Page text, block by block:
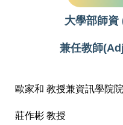
大學部師
兼任教師
歐家和 教授兼資訊學院
莊作彬 教授